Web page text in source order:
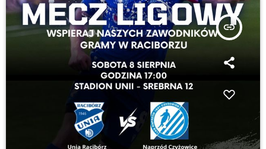
insert_link